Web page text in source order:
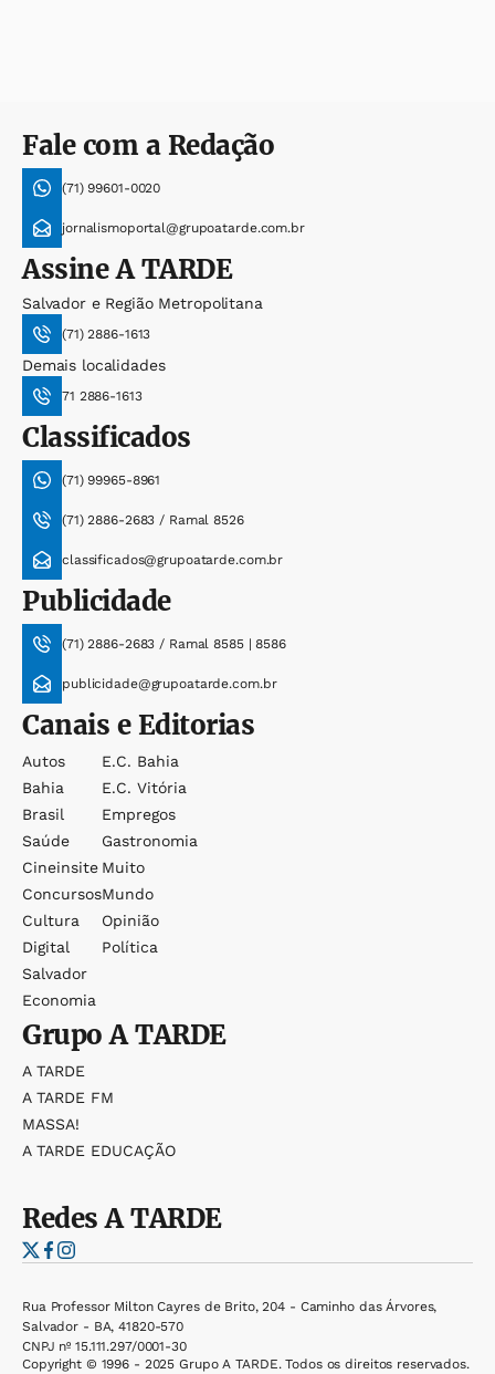
Fale com a Redação
(71) 99601-0020
jornalismoportal@grupoatarde.com.br
AssineA TARDE
Salvador e Região Metropolitana
(71) 2886-1613
Demais localidades
71 2886-1613
Classificados
(71) 99965-8961
(71) 2886-2683 / Ramal 8526
classificados@grupoatarde.com.br
Publicidade
(71) 2886-2683 / Ramal 8585 | 8586
publicidade@grupoatarde.com.br
Canais e Editorias
Autos
Bahia
Brasil
Saúde
Cineinsite
Concursos
Cultura
Digital
Salvador
Economia
E.c. Bahia
E.c. Vitória
Empregos
Gastronomia
Muito
Mundo
Opinião
Política
GrupoA TARDE
A TARDE
A TARDE FM
MASSA!
A TARDE EDUCAÇÃO
RedesA TARDE
Rua Professor Milton Cayres de Brito, 204 - Caminho das Árvores,
Salvador - BA, 41820-570
CNPJ nº 15.111.297/0001-30
Copyright © 1996 - 2025 Grupo A TARDE. Todos os direitos reservados.